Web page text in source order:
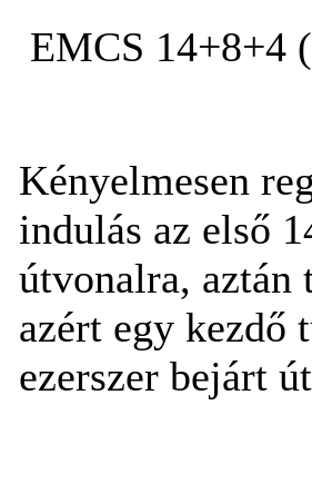
EMCS 14+8+4
Kényelmesen
indulás az első
útvonalra, aztán
azért egy kezdő
ezerszer bejárt